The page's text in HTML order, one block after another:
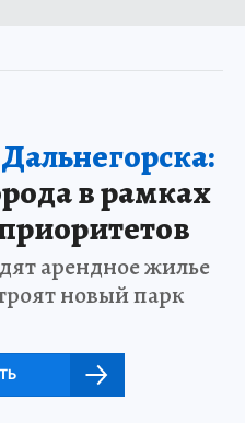
в рамках
арендное жилье
новый парк